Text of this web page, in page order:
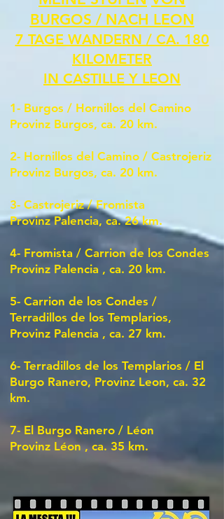
BURGOS / NACH LEON
7 TAGE WANDERN / CA. 180
KILOMETER
IN CASTILLE Y LEON
1- Burgos / Hornillos del Camino
Provinz Burgos, ca. 20 km.
2- Hornillos del Camino / Castrojeriz
Provinz Burgos, ca. 20 km.
3- Castrojeriz / Fromista
Provinz Palencia, ca. 26 km.
4- Fromista / Carrion de los Condes
Provinz Palencia , ca. 20 km.
5- Carrion de los Condes /
Terradillos de los Templarios,
Provinz Palencia , ca. 27 km.
6- Terradillos de los Templarios / El
Burgo Ranero, Provinz Leon, ca. 32
km.
7- El Burgo Ranero / Léon
Provinz Léon , ca. 35 km.